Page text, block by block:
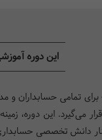
این دوره
تمامی حسابداران و
می­‌گیرد. این دوره،
دانش تخصصی